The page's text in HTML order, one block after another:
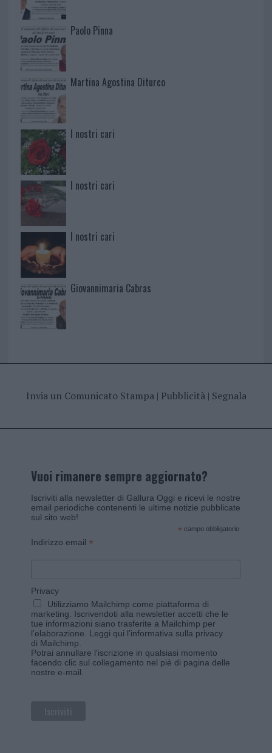
Paolo Pinna
Martina Agostina Diturco
I nostri cari
I nostri cari
I nostri cari
Giovannimaria Cabras
Invia un Comunicato Stampa| Pubblicità| Segnala
Vuoi rimanere sempre aggiornato?
Iscriviti alla newsletter di Gallura Oggi e ricevi le nostre
email periodiche contenenti le ultime notizie pubblicate
sul sito web!
* campo obbligatorio
Indirizzo email *
Privacy
Utilizziamo Mailchimp come piattaforma di
marketing. Iscrivendoti alla newsletter accetti che le
tue informazioni siano trasferite a Mailchimp per
l'elaborazione. Leggi qui l'informativa sulla privacy
di Mailchimp
Potrai annullare l'iscrizione in qualsiasi momento
facendo clic sul collegamento nel piè di pagina delle
nostre e-mail.